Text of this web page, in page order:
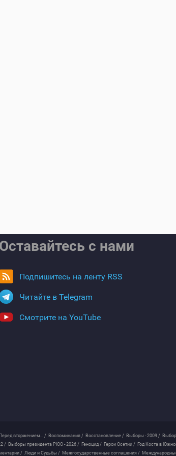
Оставайтесь с нами
Подпишитесь на ленту RSS
Читайте в Telegram
Смотрите на YouTube
вторжением... / Воспоминания / Восстановление / Выборы - 2009 /
/ Выборы президента РЮО - 2026 / Геноцид / Герои Осетии / Год Коста в
/ Люди и Судьбы / Межгосударственные соглашения /